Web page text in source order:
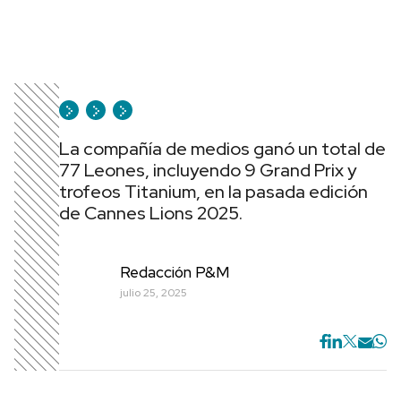
La compañía de medios ganó un total de
77 Leones, incluyendo 9 Grand Prix y
trofeos Titanium, en la pasada edición
de Cannes Lions 2025.
Redacción P&M
julio 25, 2025